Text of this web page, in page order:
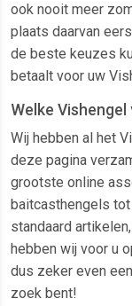
ook nooit meer
plaats daarvan
de beste keuzes
betaalt voor uw
Welke
Wij hebben al het
deze pagina
grootste online
baitcasthengels
standaard
hebben wij voor u
dus zeker even
zoek bent!